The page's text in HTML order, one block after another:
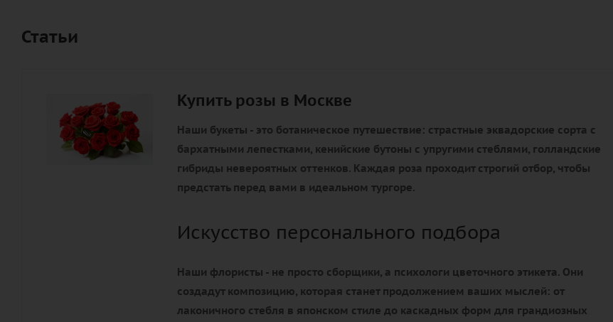
Статьи
Купить розы в Москве
Наши букеты - это ботаническое путешествие: страстные эквадорские сорта с
бархатными лепестками, кенийские бутоны с упругими стеблями, голландские
гибриды невероятных оттенков. Каждая роза проходит строгий отбор, чтобы
предстать перед вами в идеальном тургоре.
Искусство персонального подбора
Наши флористы - не просто сборщики, а психологи цветочного этикета. Они
создадут композицию, которая станет продолжением ваших мыслей: от
лаконичного стебля в японском стиле до каскадных форм для грандиозных